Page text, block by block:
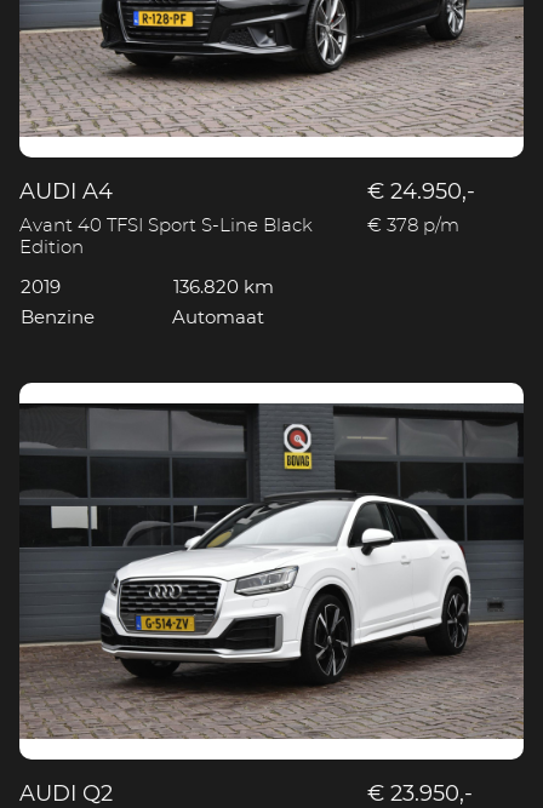
AUDI A4
Avant 40 TFSI Sport S-Line Black
Edition
€ 24.950,-
€ 378 p/m
2019
136.820 km
Benzine
Automaat
AUDI Q2 € 23.950,-